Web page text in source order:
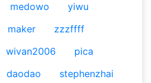
medowo
yiwu
maker
zzzffff
wivan2006
pica
daodao
stephenzhai